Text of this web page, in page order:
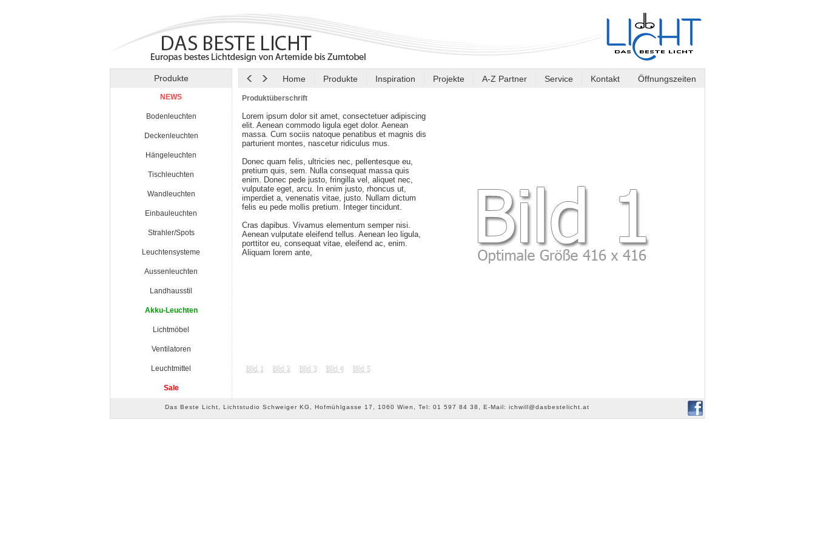
Produkte Home Produkte Inspiration Projekte A-Z Partner Service Kontakt Öffnungszeiten
NEWS
Bodenleuchten
Deckenleuchten
Hängeleuchten
Tischleuchten
Wandleuchten
Einbauleuchten
Strahler/Spots
Leuchtensysteme
Aussenleuchten
Landhausstil
Akku-Leuchten
Lichtmöbel
Ventilatoren
Leuchtmittel
Sale
Produktüberschrift
Lorem ipsum dolor sit amet, consectetuer adipiscing
elit. Aenean commodo ligula eget dolor. Aenean
massa. Cum sociis natoque penatibus et magnis dis
parturient montes, nascetur ridiculus mus.
Donec quam felis, ultricies nec, pellentesque eu,
pretium quis, sem. Nulla consequat massa quis
enim. Donec pede justo, fringilla vel, aliquet nec,
vulputate eget, arcu. In enim justo, rhoncus ut,
imperdiet a, venenatis vitae, justo. Nullam dictum
felis eu pede mollis pretium. Integer tincidunt.
Cras dapibus. Vivamus elementum semper nisi.
Aenean vulputate eleifend tellus. Aenean leo ligula,
porttitor eu, consequat vitae, eleifend ac, enim.
Aliquam lorem ante,
Das Beste Licht, Lichtstudio Schweiger KG, Hofmühlgasse 17, 1060 Wien, Tel: 01 597 84 38, E-Mail: ichwill@dasbestelicht.at